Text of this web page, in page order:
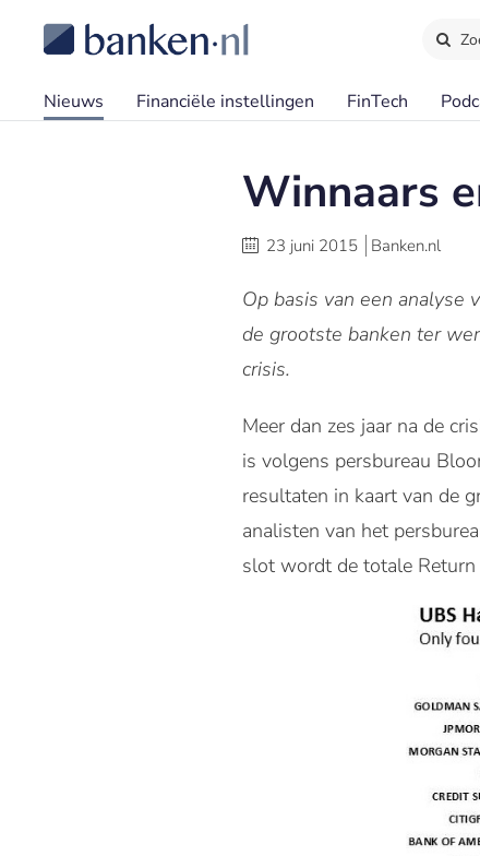
Nieuws Financiële instellingen FinTech
Winnaars
23 juni 2015 Banken.nl
Op basis van een analyse
de grootste banken ter
crisis.
Meer dan zes jaar na de
is volgens persbureau
resultaten in kaart van de
analisten van het
slot wordt de totale